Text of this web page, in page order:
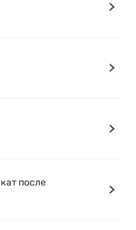
после